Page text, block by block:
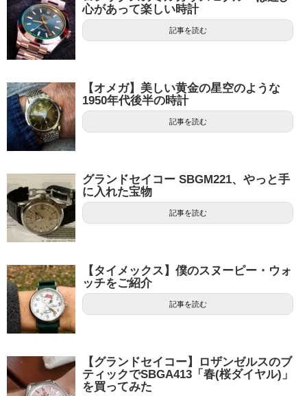
心があって楽しい時計
記事を読む
【オメガ】美しい黄金の星空のような
1950年代後半の時計
記事を読む
グランドセイコー SBGM221、やっと手
に入れた宝物
記事を読む
【タイメックス】僕のスヌーピー・ウォ
ッチをご紹介
記事を読む
【グランドセイコー】ロザンゼルスのブ
ティックでSBGA413「春(桜ダイヤル)」
を買ってみた